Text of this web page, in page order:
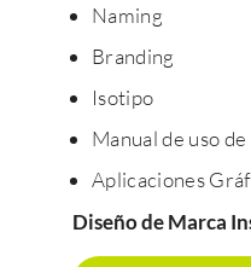
Naming
Branding
Isotipo
Manual de uso
Aplicaciones
Diseño de Marca